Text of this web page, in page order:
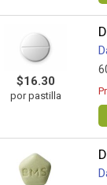
$16.30
por pastilla